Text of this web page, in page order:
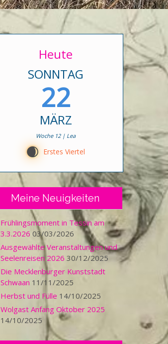
Heute
SONNTAG
22
MÄRZ
Woche 12 | Lea
D Erstes Viertel
Meine Neuigkeiten
Frühlingsmoment in Tessin am
3.3.2026 03/03/2026
Ausgewählte Veranstaltungen und
Seelenreisen 2026 30/12/2025
Die Mecklenburger Kunststadt
Schwaan 11/11/2025
Herbst und Fülle 14/10/2025
Wolgast Anfang Oktober 2025
14/10/2025